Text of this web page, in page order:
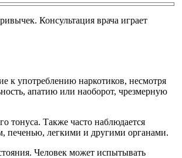
Консультация врача играет
к употреблению наркотиков, несмотря
апатию или наоборот, чрезмерную
тонуса. Также часто наблюдается
печенью, легкими и другими органами.
Человек может испытывать